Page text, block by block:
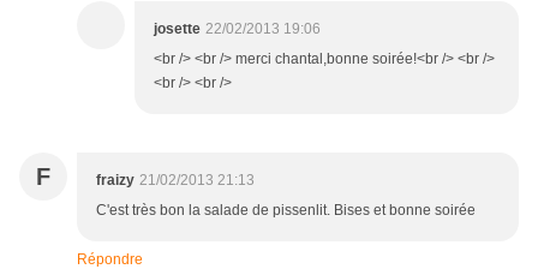
josette 22/02/2013 19:06
<br /> <br /> merci chantal,bonne soirée!<br /> <br />
<br /> <br />
F fraizy 21/02/2013 21:13
C'est très bon la salade de pissenlit. Bises et bonne soirée
Répondre